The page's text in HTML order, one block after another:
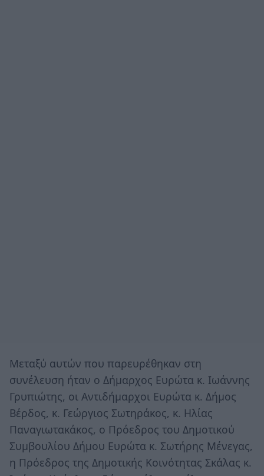
Μεταξύ αυτών που παρευρέθηκαν στη
συνέλευση ήταν ο Δήμαρχος Ευρώτα κ. Ιωάννης
Γρυπιώτης, οι Αντιδήμαρχοι Ευρώτα κ. Δήμος
Βέρδος, κ. Γεώργιος Σωτηράκος, κ. Ηλίας
Παναγιωτακάκος, ο Πρόεδρος του Δημοτικού
Συμβουλίου Δήμου Ευρώτα κ. Σωτήρης Μένεγας,
η Πρόεδρος της Δημοτικής Κοινότητας Σκάλας κ.